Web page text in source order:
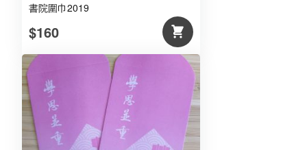
書院圍巾2019
$160